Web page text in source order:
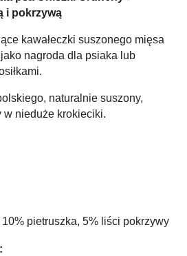
i pokrzywą
kawałeczki suszonego mięsa
nagroda dla psiaka lub
naturalnie suszony,
w nieduże krokieciki.
pietruszka, 5% liści pokrzywy